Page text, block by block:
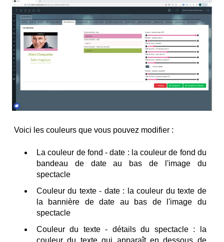
Voici les couleurs que vous pouvez modifier :
La couleur de fond - date : la couleur de fond du
bandeau de date au bas de l'image du
spectacle
Couleur du texte - date : la couleur du texte de
la bannière de date au bas de l'image du
spectacle
Couleur du texte - détails du spectacle : la